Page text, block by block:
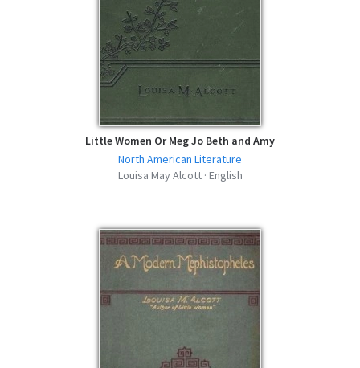
Little Women Or Meg Jo Beth and Amy
North American Literature
Louisa May Alcott · English